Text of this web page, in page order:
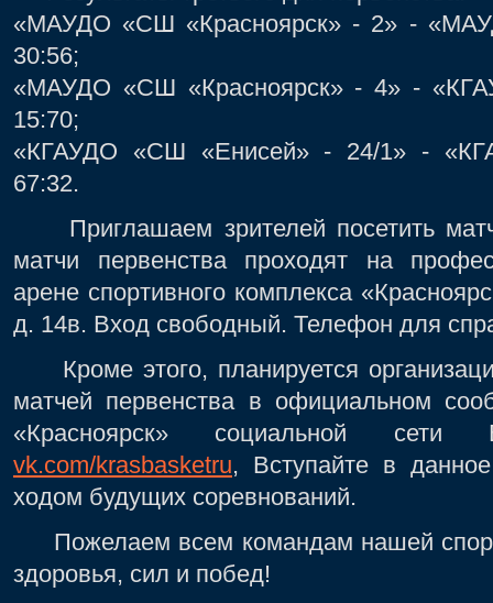
«МАУДО «СШ «Красноярск» - 2» -
30:56;
«МАУДО «СШ «Красноярск» - 4» -
15:70;
«КГАУДО «СШ «Енисей» - 24/1» -
67:32.
Приглашаем зрителей посетить
матчи первенства проходят на
арене спортивного комплекса
д. 14в. Вход свободный. Телефон для
Кроме этого, планируется
матчей первенства в официальном
«Красноярск» социальной
vk.com/krasbasketru, Вступайте в
ходом будущих соревнований.
Пожелаем всем командам нашей
здоровья, сил и побед!